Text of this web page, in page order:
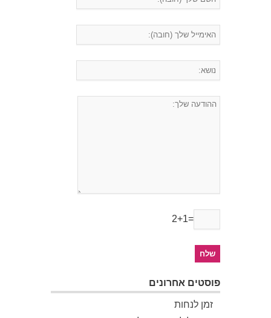
2+1=
פוסטים אחרונים
זמן לנחות